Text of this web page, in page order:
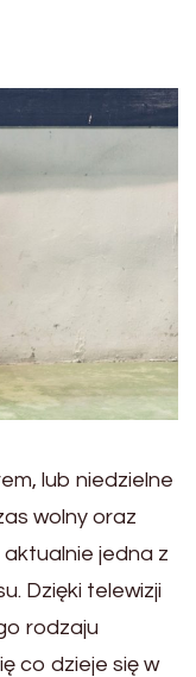
lub niedzielne
wolny oraz
jedna z
Dzięki telewizji
rodzaju
co dzieje się w